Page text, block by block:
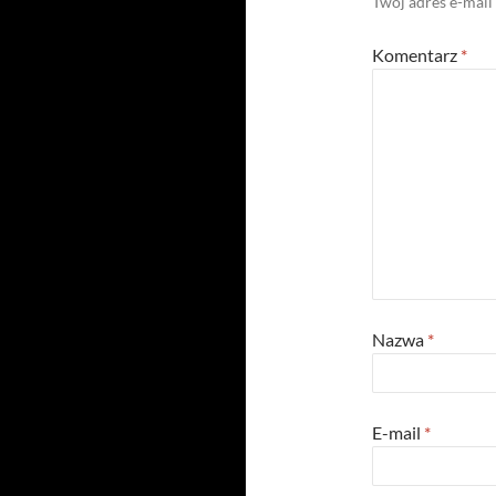
Komentarz *
Nazwa *
E-mail *